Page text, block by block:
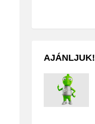
AJÁNLJUK!